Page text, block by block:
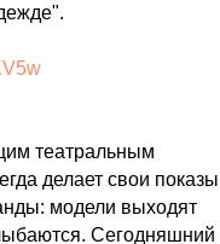
театральным
делает свои показы
модели выходят
Сегодняшний